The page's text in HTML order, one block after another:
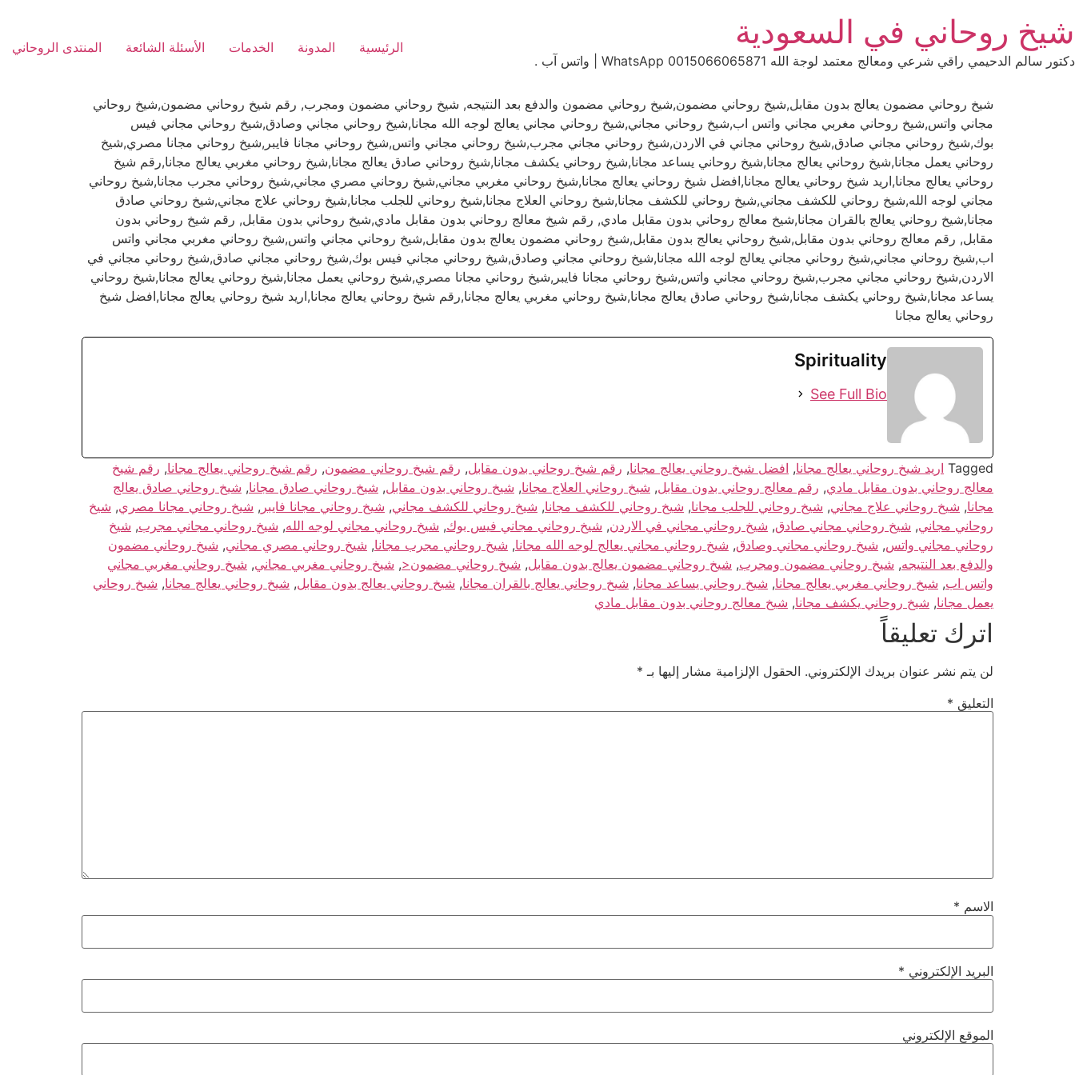
to
content
شيخ روحاني في السعودية
دكتور سالم الدحيمي راقي شرعي ومعالج معتمد لوجة الله 0015066065871 WhatsApp | واتس آب .
الرئيسية المدونة الخدمات الأسئلة الشائعة المنتدى الروحاني
شيخ روحاني مضمون يعالج بدون مقابل,شيخ روحاني مضمون,شيخ روحاني مضمون والدفع بعد النتيجه, شيخ روحاني مضمون ومجرب, رقم شيخ روحاني مضمون,شيخ روحاني
مجاني واتس,شيخ روحاني مغربي مجاني واتس اب,شيخ روحاني مجاني,شيخ روحاني مجاني يعالج لوجه الله مجانا,شيخ روحاني مجاني وصادق,شيخ روحاني مجاني فيس
بوك,شيخ روحاني مجاني صادق,شيخ روحاني مجاني في الاردن,شيخ روحاني مجاني مجرب,شيخ روحاني مجاني واتس,شيخ روحاني مجانا فايبر,شيخ روحاني مجانا مصري,شيخ
روحاني يعمل مجانا,شيخ روحاني يعالج مجانا,شيخ روحاني يساعد مجانا,شيخ روحاني يكشف مجانا,شيخ روحاني صادق يعالج مجانا,شيخ روحاني مغربي يعالج مجانا,رقم شيخ
روحاني يعالج مجانا,اريد شيخ روحاني يعالج مجانا,افضل شيخ روحاني يعالج مجانا,شيخ روحاني مغربي مجاني,شيخ روحاني مصري مجاني,شيخ روحاني مجرب مجانا,شيخ روحاني
مجاني لوجه الله,شيخ روحاني للكشف مجاني,شيخ روحاني للكشف مجانا,شيخ روحاني العلاج مجانا,شيخ روحاني للجلب مجانا,شيخ روحاني علاج مجاني,شيخ روحاني صادق
مجانا,شيخ روحاني يعالج بالقران مجانا,شيخ معالج روحاني بدون مقابل مادي, رقم شيخ معالج روحاني بدون مقابل مادي,شيخ روحاني بدون مقابل, رقم شيخ روحاني بدون
مقابل, رقم معالج روحاني بدون مقابل,شيخ روحاني يعالج بدون مقابل,شيخ روحاني مضمون يعالج بدون مقابل,شيخ روحاني مجاني واتس,شيخ روحاني مغربي مجاني واتس
اب,شيخ روحاني مجاني,شيخ روحاني مجاني يعالج لوجه الله مجانا,شيخ روحاني مجاني وصادق,شيخ روحاني مجاني فيس بوك,شيخ روحاني مجاني صادق,شيخ روحاني مجاني في
الاردن,شيخ روحاني مجاني مجرب,شيخ روحاني مجاني واتس,شيخ روحاني مجانا فايبر,شيخ روحاني مجانا مصري,شيخ روحاني يعمل مجانا,شيخ روحاني يعالج مجانا,شيخ روحاني
يساعد مجانا,شيخ روحاني يكشف مجانا,شيخ روحاني صادق يعالج مجانا,شيخ روحاني مغربي يعالج مجانا,رقم شيخ روحاني يعالج مجانا,اريد شيخ روحاني يعالج مجانا,افضل شيخ
روحاني يعالج مجانا
Spirituality
See Full Bio
Tagged اريد شيخ روحاني يعالج مجانا, افضل شيخ روحاني يعالج مجانا, رقم شيخ روحاني بدون مقابل, رقم شيخ روحاني مضمون, رقم شيخ روحاني يعالج مجانا, رقم شيخ
معالج روحاني بدون مقابل مادي, رقم معالج روحاني بدون مقابل, شيخ روحاني العلاج مجانا, شيخ روحاني بدون مقابل, شيخ روحاني صادق مجانا, شيخ روحاني صادق يعالج
مجانا, شيخ روحاني علاج مجاني, شيخ روحاني للجلب مجانا, شيخ روحاني للكشف مجانا, شيخ روحاني للكشف مجاني, شيخ روحاني مجانا فايبر , شيخ روحاني مجانا مصري, شيخ
روحاني مجاني, شيخ روحاني مجاني صادق, شيخ روحاني مجاني في الاردن, شيخ روحاني مجاني فيس بوك, شيخ روحاني مجاني لوجه الله, شيخ روحاني مجاني مجرب, شيخ
روحاني مجاني واتس, شيخ روحاني مجاني وصادق, شيخ روحاني مجاني يعالج لوجه الله مجانا, شيخ روحاني مجرب مجانا, شيخ روحاني مصري مجاني, شيخ روحاني مضمون
والدفع بعد النتيجه, شيخ روحاني مضمون ومجرب, شيخ روحاني مضمون يعالج بدون مقابل, شيخ روحاني مضمون<, شيخ روحاني مغربي مجاني, شيخ روحاني مغربي مجاني
واتس اب, شيخ روحاني مغربي يعالج مجانا, شيخ روحاني يساعد مجانا, شيخ روحاني يعالج بالقران مجانا, شيخ روحاني يعالج بدون مقابل, شيخ روحاني يعالج مجانا, شيخ روحاني
يعمل مجانا, شيخ روحاني يكشف مجانا, شيخ معالج روحاني بدون مقابل مادي
اترك تعليقاً
لن يتم نشر عنوان بريدك الإلكتروني. الحقول الإلزامية مشار إليها بـ *
التعليق *
الاسم *
البريد الإلكتروني *
الموقع الإلكتروني